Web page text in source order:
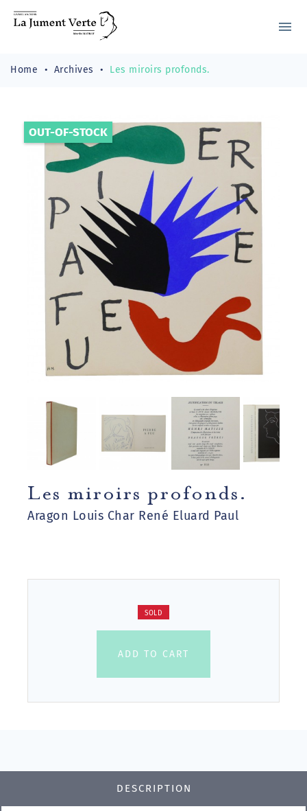
menu
Home Archives Les miroirs profonds.
OUT-OF-STOCK
Les miroirs profonds.
Aragon Louis Char René Eluard Paul
SOLD
ADD TO CART
DESCRIPTION